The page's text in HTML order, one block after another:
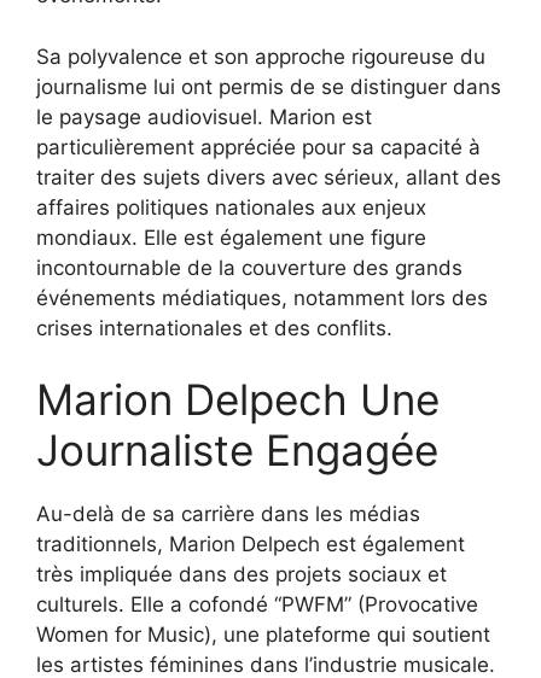
Sa polyvalence et son approche rigoureuse du
journalisme lui ont permis de se distinguer dans
le paysage audiovisuel. Marion est
particulièrement appréciée pour sa capacité à
traiter des sujets divers avec sérieux, allant des
affaires politiques nationales aux enjeux
mondiaux. Elle est également une figure
incontournable de la couverture des grands
événements médiatiques, notamment lors des
crises internationales et des conflits.
Marion Delpech Une
Journaliste Engagée
Au-delà de sa carrière dans les médias
traditionnels, Marion Delpech est également
très impliquée dans des projets sociaux et
culturels. Elle a cofondé “PWFM” (Provocative
Women for Music), une plateforme qui soutient
les artistes féminines dans l’industrie musicale.